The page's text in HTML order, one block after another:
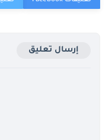
إرسال تعليق